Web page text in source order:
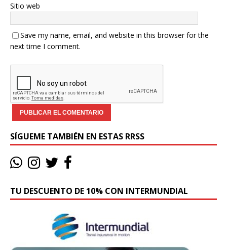
Sitio web
Save my name, email, and website in this browser for the
next time I comment.
SÍGUEME TAMBIÉN EN ESTAS RRSS
TU DESCUENTO DE 10% CON INTERMUNDIAL